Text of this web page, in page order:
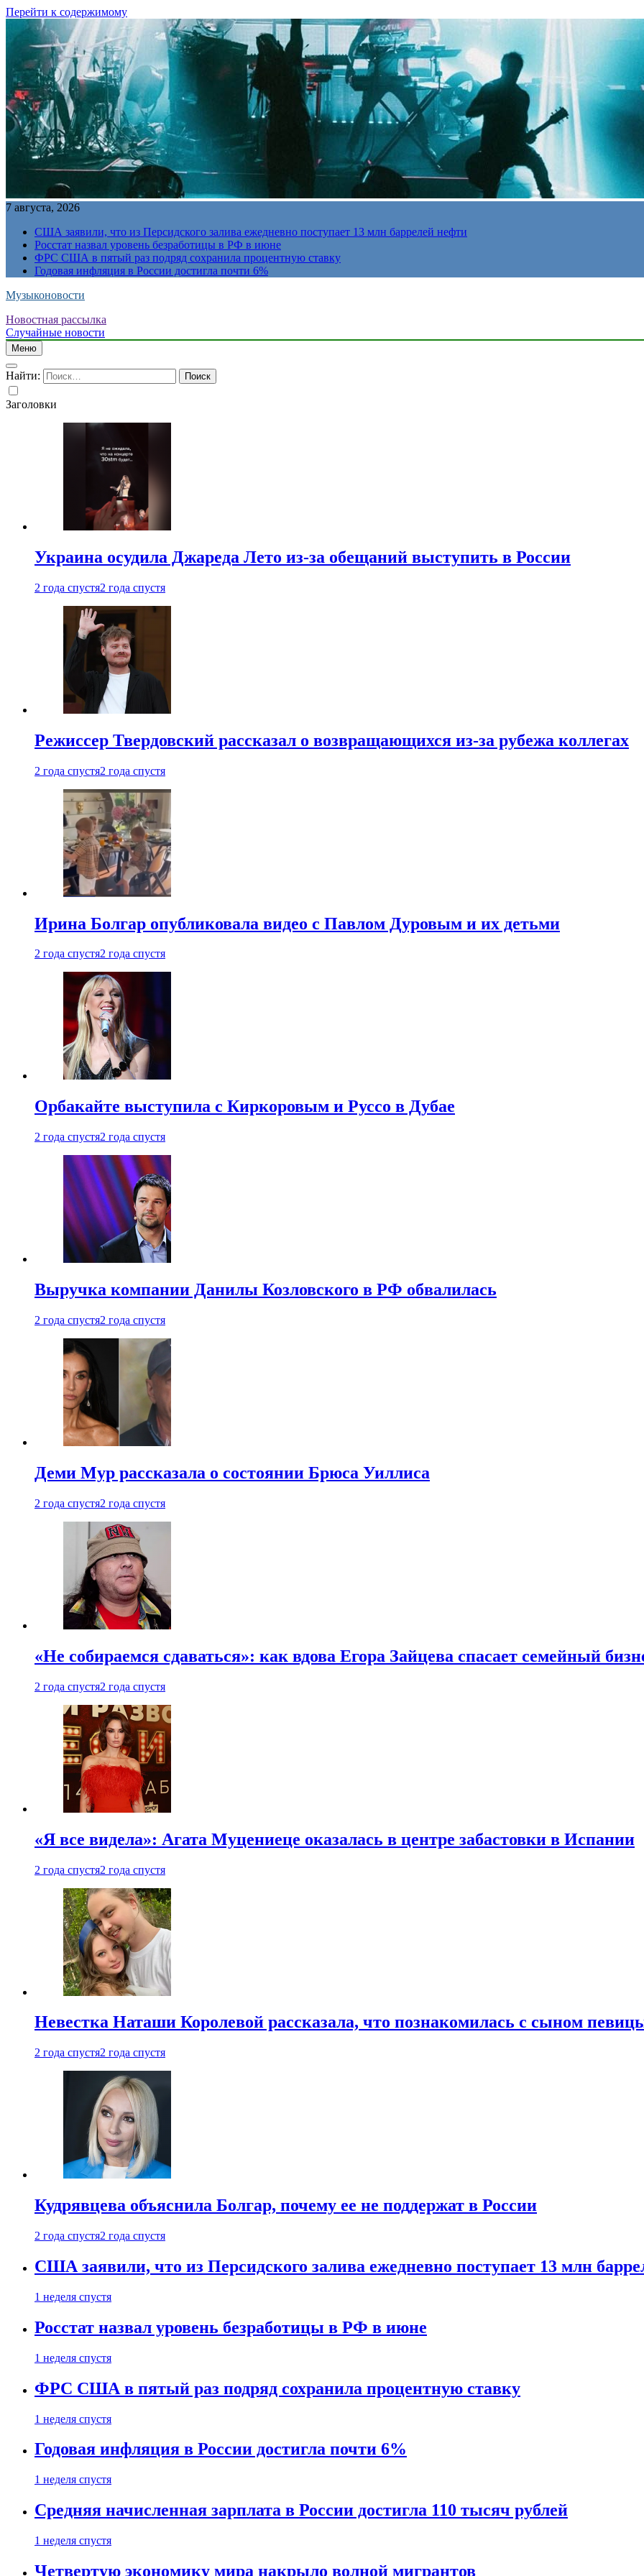
Перейти к содержимому
7 августа, 2026
США заявили, что из Персидского залива ежедневно поступает 13 млн баррелей нефти
Росстат назвал уровень безработицы в РФ в июне
ФРС США в пятый раз подряд сохранила процентную ставку
Годовая инфляция в России достигла почти 6%
Музыконовости
Новостная рассылка
Случайные новости
Меню
Найти:
Заголовки
Украина осудила Джареда Лето из-за обещаний выступить в России
2 года спустя2 года спустя
Режиссер Твердовский рассказал о возвращающихся из-за рубежа коллегах
2 года спустя2 года спустя
Ирина Болгар опубликовала видео с Павлом Дуровым и их детьми
2 года спустя2 года спустя
Орбакайте выступила с Киркоровым и Руссо в Дубае
2 года спустя2 года спустя
Выручка компании Данилы Козловского в РФ обвалилась
2 года спустя2 года спустя
Деми Мур рассказала о состоянии Брюса Уиллиса
2 года спустя2 года спустя
«Не собираемся сдаваться»: как вдова Егора Зайцева спасает семейный
2 года спустя2 года спустя
«Я все видела»: Агата Муцениеце оказалась в центре забастовки в Испании
2 года спустя2 года спустя
Невестка Наташи Королевой рассказала, что познакомилась с сыном
2 года спустя2 года спустя
Кудрявцева объяснила Болгар, почему ее не поддержат в России
2 года спустя2 года спустя
США заявили, что из Персидского залива ежедневно поступает 13 млн
1 неделя спустя
Росстат назвал уровень безработицы в РФ в июне
1 неделя спустя
ФРС США в пятый раз подряд сохранила процентную ставку
1 неделя спустя
Годовая инфляция в России достигла почти 6%
1 неделя спустя
Средняя начисленная зарплата в России достигла 110 тысяч рублей
1 неделя спустя
Четвертую экономику мира накрыло волной мигрантов